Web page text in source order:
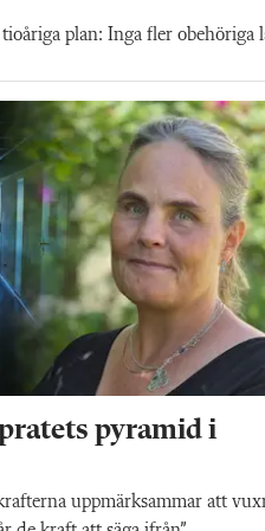
plan: Inga fler obehöriga
pyramid i
uppmärksammar att